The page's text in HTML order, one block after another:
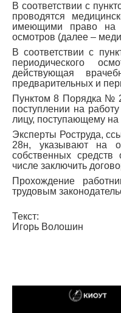
В соответствии с
проводятся
имеющими право на
осмотров (далее –
В соответствии с
периодического
действующая
предварительных и
Пунктом 8 Порядка №
поступлении на
лицу, поступающему
Эксперты Роструда,
28н, указывают на
собственных средств
числе заключить
Прохождение
трудовым
Текст:
Игорь Волошин